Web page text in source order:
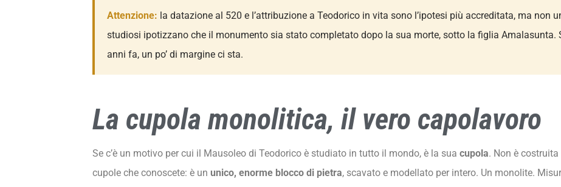
Attenzione: la datazione al 520 e l’attribuzione a Teodorico in vita sono l’ipotesi più accreditata, ma non
studiosi ipotizzano che il monumento sia stato completato dopo la sua morte, sotto la figlia Amalasunta.
anni fa, un po’ di margine ci sta.
La cupola monolitica, il vero capolavoro
Se c’è un motivo per cui il Mausoleo di Teodorico è studiato in tutto il mondo, è la sua cupola. Non è
cupole che conoscete: è un unico, enorme blocco di pietra, scavato e modellato per intero. Un monolite.